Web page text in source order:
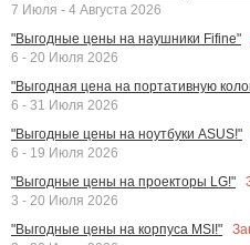
7 Июля - 4 Августа 2026
"Выгодные цены на наушники Fifine"
6 - 20 Июля 2026
"Выгодная цена на портативную
6 - 31 Июля 2026
"Выгодные цены на ноутбуки ASUS!"
6 - 19 Июля 2026
"Выгодные цены на проекторы LG!"
3 - 20 Июля 2026
"Выгодные цены на корпуса MSI!"